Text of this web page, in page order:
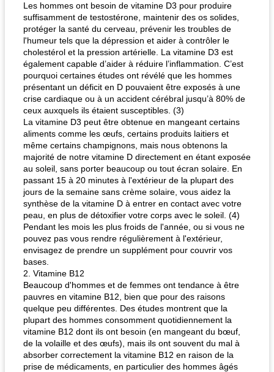
Les hommes ont besoin de vitamine D3 pour produire
suffisamment de testostérone, maintenir des os solides,
protéger la santé du cerveau, prévenir les troubles de
l'humeur tels que la dépression et aider à contrôler le
cholestérol et la pression artérielle. La vitamine D3 est
également capable d’aider à réduire l’inflammation. C’est
pourquoi certaines études ont révélé que les hommes
présentant un déficit en D pouvaient être exposés à une
crise cardiaque ou à un accident cérébral jusqu’à 80% de
ceux auxquels ils étaient susceptibles. (3)
La vitamine D3 peut être obtenue en mangeant certains
aliments comme les œufs, certains produits laitiers et
même certains champignons, mais nous obtenons la
majorité de notre vitamine D directement en étant exposée
au soleil, sans porter beaucoup ou tout écran solaire. En
passant 15 à 20 minutes à l'extérieur de la plupart des
jours de la semaine sans crème solaire, vous aidez la
synthèse de la vitamine D à entrer en contact avec votre
peau, en plus de détoxifier votre corps avec le soleil. (4)
Pendant les mois les plus froids de l'année, ou si vous ne
pouvez pas vous rendre régulièrement à l'extérieur,
envisagez de prendre un supplément pour couvrir vos
bases.
2. Vitamine B12
Beaucoup d'hommes et de femmes ont tendance à être
pauvres en vitamine B12, bien que pour des raisons
quelque peu différentes. Des études montrent que la
plupart des hommes consomment quotidiennement la
vitamine B12 dont ils ont besoin (en mangeant du bœuf,
de la volaille et des œufs), mais ils ont souvent du mal à
absorber correctement la vitamine B12 en raison de la
prise de médicaments, en particulier des hommes âgés